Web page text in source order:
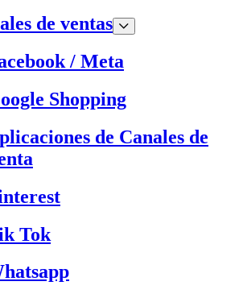
de ventas
/ Meta
Shopping
de Canales de
Tok